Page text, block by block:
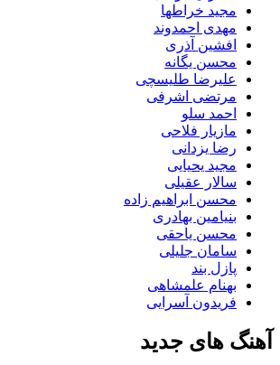
مجید خراطها
مهدی احمدوند
افشین آذری
محسن یگانه
علیرضا طلیسچی
مرتضی اشرفی
احمد سلو
مازیار فلاحی
رضا یزدانی
مجید یحیایی
سالار عقیلی
محسن ابراهیم زاده
بنیامین بهادری
محسن یاحقی
سامان جلیلی
پازل بند
بهنام علمشاهی
فریدون آسرایی
آهنگ های جدید